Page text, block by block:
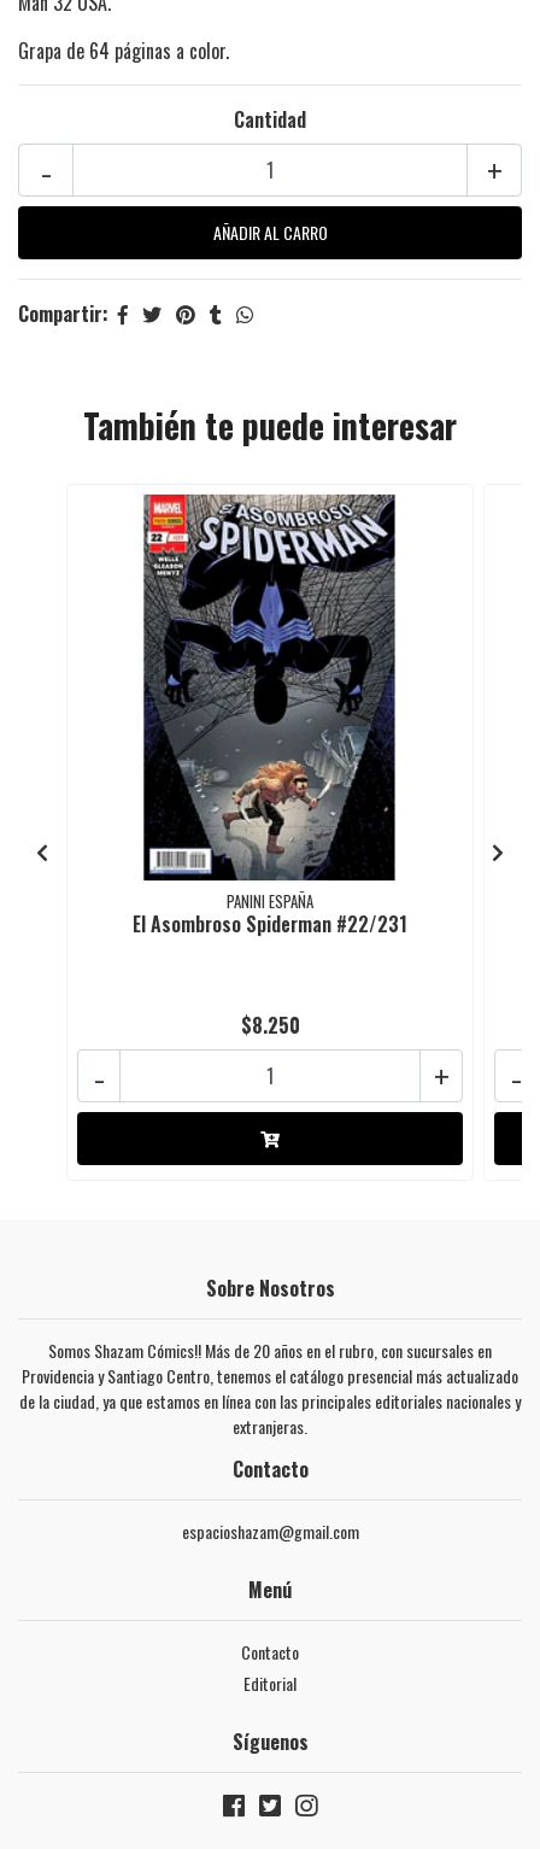
Grapa de 64 páginas a color.
Cantidad
+
-
Compartir:
También te puede interesar
PANINI ESPAÑA
El Asombroso Spiderman #22/231
$8.250
+
- -
Sobre Nosotros
Somos Shazam Cómics!! Más de 20 años en el rubro, con sucursales en
Providencia y Santiago Centro, tenemos el catálogo presencial más actualizado
de la ciudad, ya que estamos en línea con las principales editoriales nacionales y
extranjeras.
Contacto
espacioshazam@gmail.com
Menú
Contacto
Editorial
Síguenos